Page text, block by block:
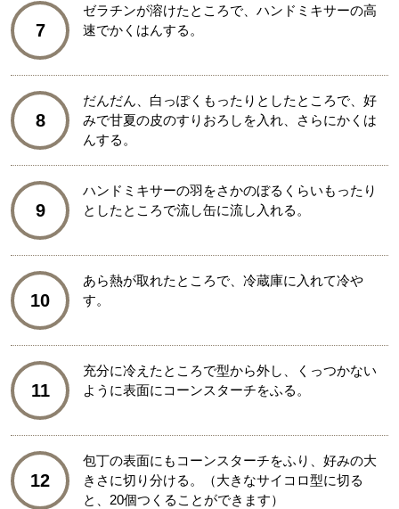
7
ゼラチンが溶けたところで、ハンドミキサーの高
速でかくはんする。
8
だんだん、白っぽくもったりとしたところで、好
みで甘夏の皮のすりおろしを入れ、さらにかくは
んする。
9
ハンドミキサーの羽をさかのぼるくらいもったり
としたところで流し缶に流し入れる。
10
あら熱が取れたところで、冷蔵庫に入れて冷や
す。
11
充分に冷えたところで型から外し、くっつかない
ように表面にコーンスターチをふる。
12
包丁の表面にもコーンスターチをふり、好みの大
きさに切り分ける。（大きなサイコロ型に切る
と、20個つくることができます）